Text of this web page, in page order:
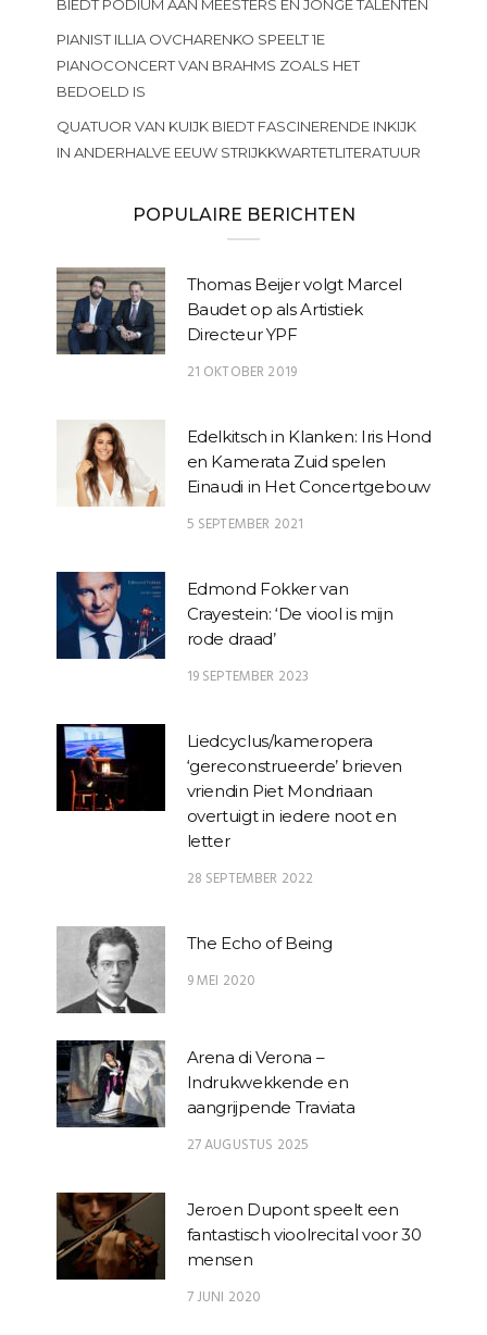
BIEDT PODIUM AAN MEESTERS EN JONGE TALENTEN
PIANIST ILLIA OVCHARENKO SPEELT 1E
PIANOCONCERT VAN BRAHMS ZOALS HET
BEDOELD IS
QUATUOR VAN KUIJK BIEDT FASCINERENDE INKIJK
IN ANDERHALVE EEUW STRIJKKWARTETLITERATUUR
POPULAIRE BERICHTEN
Thomas Beijer volgt Marcel
Baudet op als Artistiek
Directeur YPF
21 OKTOBER 2019
Edelkitsch in Klanken: Iris Hond
en Kamerata Zuid spelen
Einaudi in Het Concertgebouw
5 SEPTEMBER 2021
Edmond Fokker van
Crayestein: ‘De viool is mijn
rode draad’
19 SEPTEMBER 2023
Liedcyclus/kameropera
‘gereconstrueerde’ brieven
vriendin Piet Mondriaan
overtuigt in iedere noot en
letter
28 SEPTEMBER 2022
The Echo of Being
9 MEI 2020
Arena di Verona –
Indrukwekkende en
aangrijpende Traviata
27 AUGUSTUS 2025
Jeroen Dupont speelt een
fantastisch vioolrecital voor 30
mensen
7 JUNI 2020